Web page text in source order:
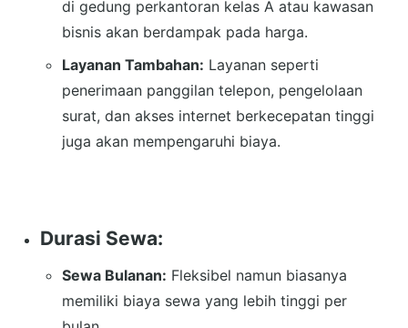
di gedung perkantoran kelas A atau kawasan
bisnis akan berdampak pada harga.
Layanan Tambahan: Layanan seperti
penerimaan panggilan telepon, pengelolaan
surat, dan akses internet berkecepatan tinggi
juga akan mempengaruhi biaya.
Durasi Sewa:
Sewa Bulanan: Fleksibel namun biasanya
memiliki biaya sewa yang lebih tinggi per